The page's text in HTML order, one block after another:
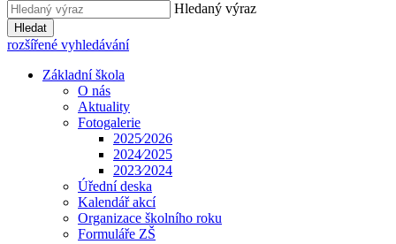
Hledaný výraz
Hledat
rozšířené vyhledávání
Základní škola
O nás
Aktuality
Fotogalerie
2025⁄2026
2024⁄2025
2023⁄2024
Úřední deska
Kalendář akcí
Organizace školního roku
Formuláře ZŠ